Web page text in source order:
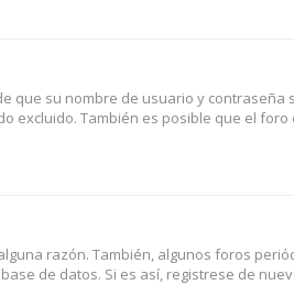
que su nombre de usuario y contraseña
excluido. También es posible que el
razón. También, algunos foros
de datos. Si es así, registrese de